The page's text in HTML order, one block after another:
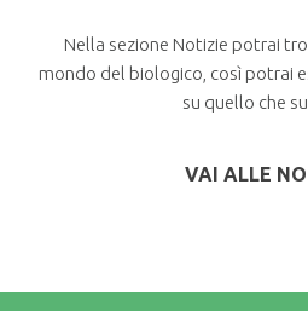
Nella sezione Notizie potrai
mondo del biologico, così potrai
su quello che
VAI ALLE